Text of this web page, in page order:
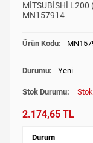
MİTSUBİSHİ L200
MN157914
Ürün Kodu:
Durumu: Yeni
Stok Durumu:
2.174,65 TL
Durum